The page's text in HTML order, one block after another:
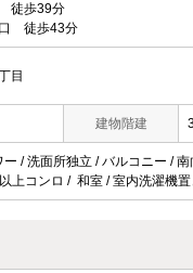
徒歩39分
徒歩43分
目
建物階建
/ 洗面所独立 / バルコニー /
上コンロ / 和室 / 室内洗濯機